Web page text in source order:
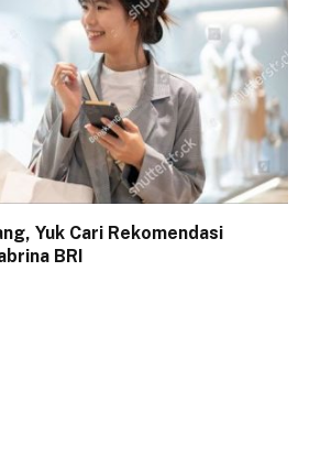
Yuk Cari Rekomendasi
BRI